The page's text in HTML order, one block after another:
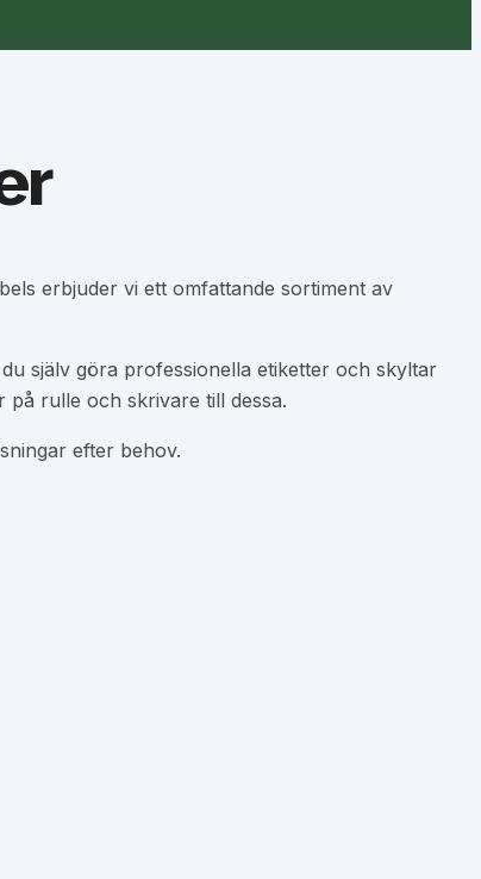
erbjuder vi ett omfattande sortiment av
själv göra professionella etiketter och skyltar
rulle och skrivare till dessa.
efter behov.